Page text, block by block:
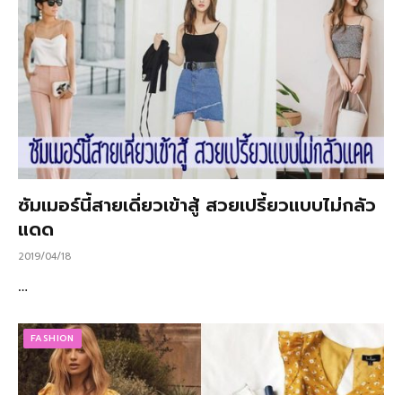
ซัมเมอร์นี้สายเดี่ยวเข้าสู้ สวยเปรี้ยวแบบไม่กลัว
แดด
2019/04/18
…
FASHION